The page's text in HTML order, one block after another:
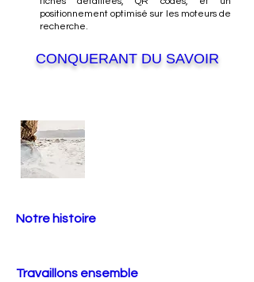
positionnement optimisé sur les moteurs de
recherche.
CONQUERANT DU SAVOIR
Notre histoire
Travaillons ensemble